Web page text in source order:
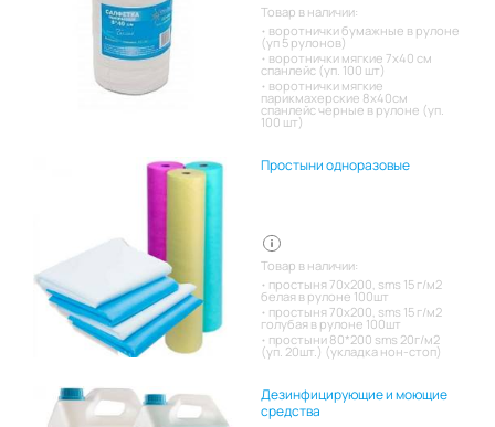
Товар в наличии:
воротнички бумажные в рулоне
(уп 5 рулонов)
воротнички мягкие 7х40 см
спанлейс (уп. 100 шт)
воротнички мягкие
парикмахерские 8х40см
спанлейс черные в рулоне (уп.
100 шт)
Простыни одноразовые
Товар в наличии:
простыня 70х200, sms 15 г/м2
белая в рулоне 100шт
простыня 70х200, sms 15 г/м2
голубая в рулоне 100шт
простыни 80*200 sms 20г/м2
(уп. 20шт.) (укладка нон-стоп)
Дезинфицирующие и моющие
средства